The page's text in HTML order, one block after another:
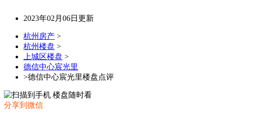
2023年02月06日更新
杭州房产 >
杭州楼盘 >
上城区楼盘 >
德信中心宸光里
>德信中心宸光里楼盘点评
分享到微信